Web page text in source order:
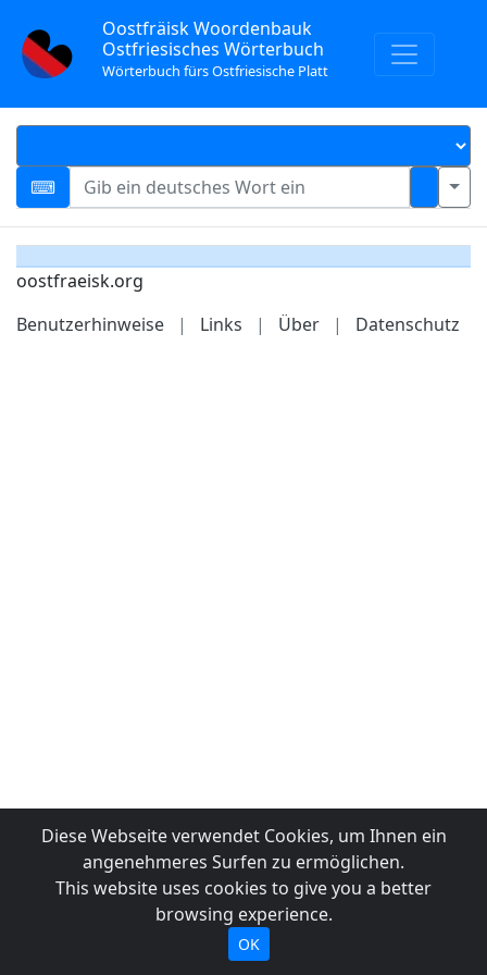
Oostfräisk Woordenbauk
Ostfriesisches Wörterbuch
Wörterbuch fürs Ostfriesische Platt
oostfraeisk.org
Benutzerhinweise
| Links | Über | Datenschutz
Diese Webseite verwendet Cookies, um Ihnen ein
angenehmeres Surfen zu ermöglichen.
This website uses cookies to give you a better
browsing experience.
OK